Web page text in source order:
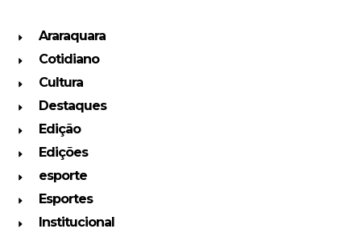
Araraquara
Cotidiano
Cultura
Destaques
Edição
Edições
esporte
Esportes
Institucional